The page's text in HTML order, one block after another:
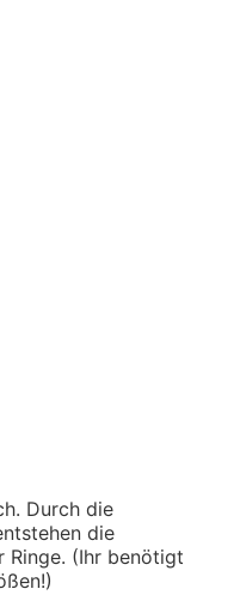
Durch die
die
Ringe. (Ihr benötigt